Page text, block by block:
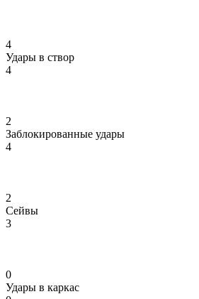
4
Удары в створ
4
2
Заблокированные удары
4
2
Сейвы
3
0
Удары в каркас